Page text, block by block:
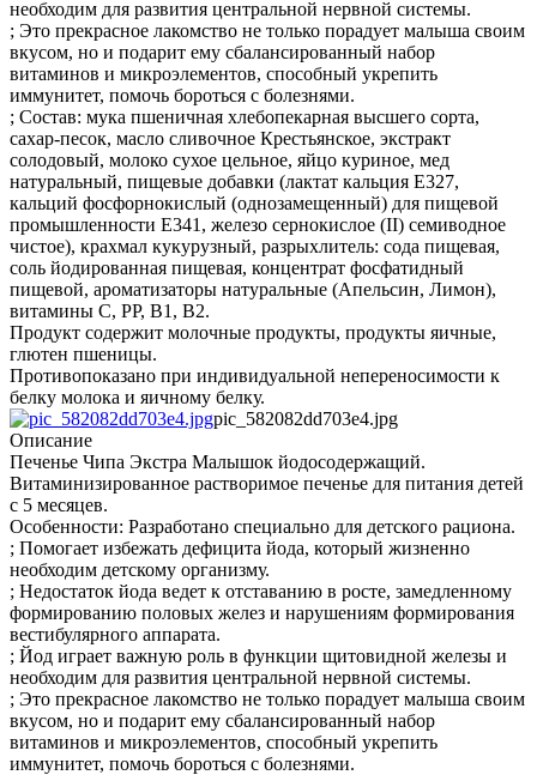
необходим для развития центральной нервной системы.
; Это прекрасное лакомство не только порадует малыша своим
вкусом, но и подарит ему сбалансированный набор
витаминов и микроэлементов, способный укрепить
иммунитет, помочь бороться с болезнями.
; Состав: мука пшеничная хлебопекарная высшего сорта,
сахар-песок, масло сливочное Крестьянское, экстракт
солодовый, молоко сухое цельное, яйцо куриное, мед
натуральный, пищевые добавки (лактат кальция Е327,
кальций фосфорнокислый (однозамещенный) для пищевой
промышленности Е341, железо сернокислое (II) семиводное
чистое), крахмал кукурузный, разрыхлитель: сода пищевая,
соль йодированная пищевая, концентрат фосфатидный
пищевой, ароматизаторы натуральные (Апельсин, Лимон),
витамины С, РР, В1, В2.
Продукт содержит молочные продукты, продукты яичные,
глютен пшеницы.
Противопоказано при индивидуальной непереносимости к
белку молока и яичному белку.
pic_582082dd703e4.jpg
Описание
Печенье Чипа Экстра Малышок йодосодержащий.
Витаминизированное растворимое печенье для питания детей
с 5 месяцев.
Особенности: Разработано специально для детского рациона.
; Помогает избежать дефицита йода, который жизненно
необходим детскому организму.
; Недостаток йода ведет к отставанию в росте, замедленному
формированию половых желез и нарушениям формирования
вестибулярного аппарата.
; Йод играет важную роль в функции щитовидной железы и
необходим для развития центральной нервной системы.
; Это прекрасное лакомство не только порадует малыша своим
вкусом, но и подарит ему сбалансированный набор
витаминов и микроэлементов, способный укрепить
иммунитет, помочь бороться с болезнями.